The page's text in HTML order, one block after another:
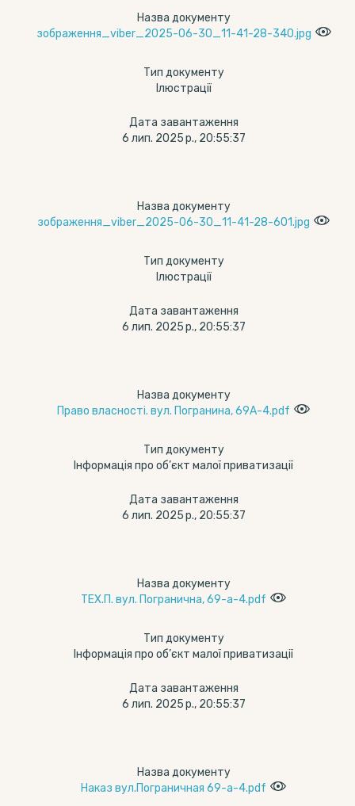
Назва документу
зображення_viber_2025-06-30_11-41-28-340.jpg
Тип документу
Ілюстрації
Дата завантаження
6 лип. 2025 р., 20:55:37
Назва документу
зображення_viber_2025-06-30_11-41-28-601.jpg
Тип документу
Ілюстрації
Дата завантаження
6 лип. 2025 р., 20:55:37
Назва документу
Право власності. вул. Погранина, 69А-4.pdf
Тип документу
Інформація про об’єкт малої приватизації
Дата завантаження
6 лип. 2025 р., 20:55:37
Назва документу
ТЕХ.П. вул. Погранична, 69-а-4.pdf
Тип документу
Інформація про об’єкт малої приватизації
Дата завантаження
6 лип. 2025 р., 20:55:37
Назва документу
Наказ вул.Пограничная 69-а-4.pdf